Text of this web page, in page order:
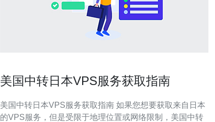
美国中转日本VPS服务获取指南
美国中转日本VPS服务获取指南 如果您想要获取来自日本
的VPS服务，但是受限于地理位置或网络限制，美国中转